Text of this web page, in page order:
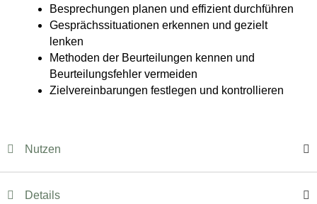
Besprechungen planen und effizient durchführen
Gesprächssituationen erkennen und gezielt
lenken
Methoden der Beurteilungen kennen und
Beurteilungsfehler vermeiden
Zielvereinbarungen festlegen und kontrollieren
Nutzen
Details